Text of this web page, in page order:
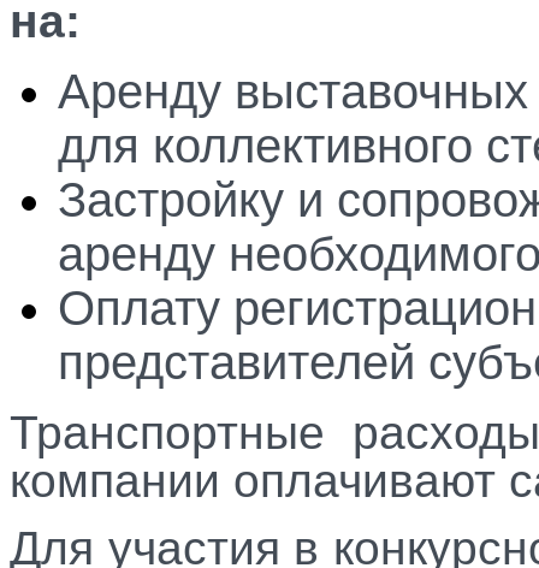
на:
Аренду
для коллективного
Застройку и
аренду
Оплату
представителей
Транспортные
компании оплачивают
Для участия в